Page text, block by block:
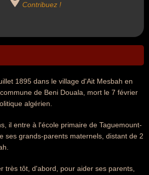
Contribuez !
1895 dans le village d'Ait Mesbah en
de Beni Douala, mort le 7 février
algérien.
il entre à l'école primaire de Taguemount-
ses grands-parents maternels, distant de 2
très tôt, d'abord, pour aider ses parents,